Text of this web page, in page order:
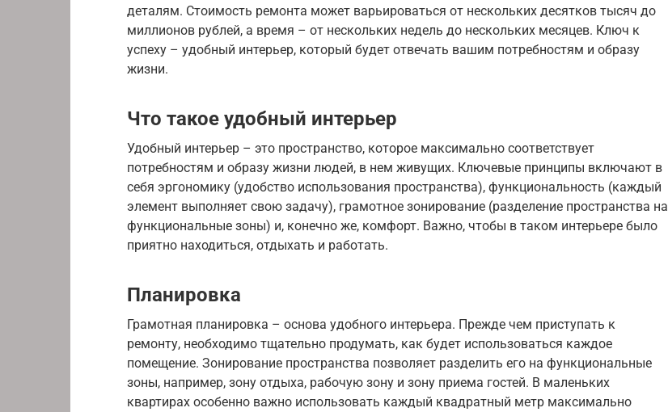
деталям. Стоимость ремонта может варьироваться от нескольких десятков тысяч до
миллионов рублей, а время – от нескольких недель до нескольких месяцев. Ключ к
успеху – удобный интерьер, который будет отвечать вашим потребностям и образу
жизни.
Что такое удобный интерьер
Удобный интерьер – это пространство, которое максимально соответствует
потребностям и образу жизни людей, в нем живущих. Ключевые принципы включают в
себя эргономику (удобство использования пространства), функциональность (каждый
элемент выполняет свою задачу), грамотное зонирование (разделение пространства на
функциональные зоны) и, конечно же, комфорт. Важно, чтобы в таком интерьере было
приятно находиться, отдыхать и работать.
Планировка
Грамотная планировка – основа удобного интерьера. Прежде чем приступать к
ремонту, необходимо тщательно продумать, как будет использоваться каждое
помещение. Зонирование пространства позволяет разделить его на функциональные
зоны, например, зону отдыха, рабочую зону и зону приема гостей. В маленьких
квартирах особенно важно использовать каждый квадратный метр максимально